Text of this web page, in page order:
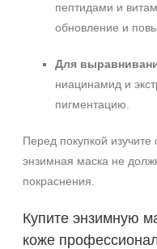
пептидами и
обновление и
Для
ниацинамид и
пигментацию.
Перед покупкой изучите
энзимная маска не
покраснения.
Купите энзимную
коже